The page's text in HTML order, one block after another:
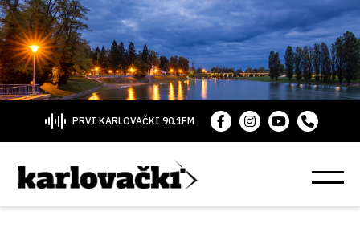
PRVI KARLOVAČKI 90.1FM